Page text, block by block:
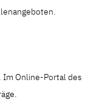
Im Online-Portal des